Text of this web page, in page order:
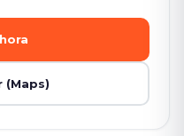
(Maps)